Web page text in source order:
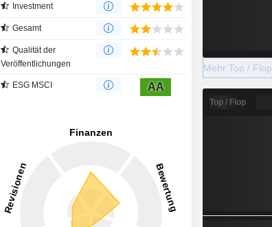
Investment
Gesamt
Qualität der
Veröffentlichungen
ESG MSCI AA
Mehr Top / Flop
Top / Flop